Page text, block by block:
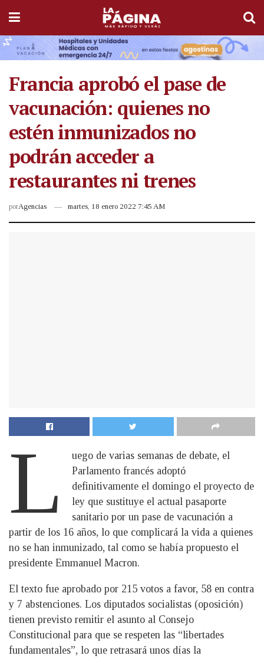
Francia aprobó el pase de
vacunación: quienes no
estén inmunizados no
podrán acceder a
restaurantes ni trenes
porAgencias martes, 18 enero 2022 7:45 AM
L
uego de varias semanas de debate, el
Parlamento francés adoptó
definitivamente el domingo el proyecto de
ley que sustituye el actual pasaporte
sanitario por un pase de vacunación a
partir de los 16 años, lo que complicará la vida a quienes
no se han inmunizado, tal como se había propuesto el
presidente Emmanuel Macron.
El texto fue aprobado por 215 votos a favor, 58 en contra
y 7 abstenciones. Los diputados socialistas (oposición)
tienen previsto remitir el asunto al Consejo
Constitucional para que se respeten las “libertades
fundamentales”, lo que retrasará unos días la